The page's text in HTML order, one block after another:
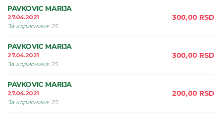
PAVKOVIC MARIJA
27.04.2021
За корисника:25
300,00 RSD
PAVKOVIC MARIJA
27.04.2021
За корисника:25
300,00 RSD
PAVKOVIC MARIJA
27.04.2021
За корисника:25
200,00 RSD